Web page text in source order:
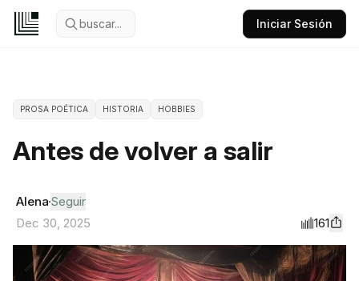
buscar... Iniciar Sesión
PROSA POÉTICA HISTORIA HOBBIES
Antes de volver a salir
Alena Seguir
Dec 30, 2025
161